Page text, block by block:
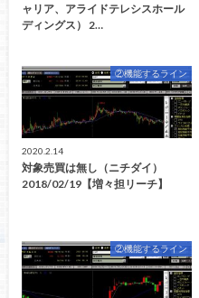
ャリア、アライドテレシスホール
ディングス） 2…
②機能するライン
2020.2.14
対象売買は無し（ニチダイ）
2018/02/19【増々担リーチ】
②機能するライン